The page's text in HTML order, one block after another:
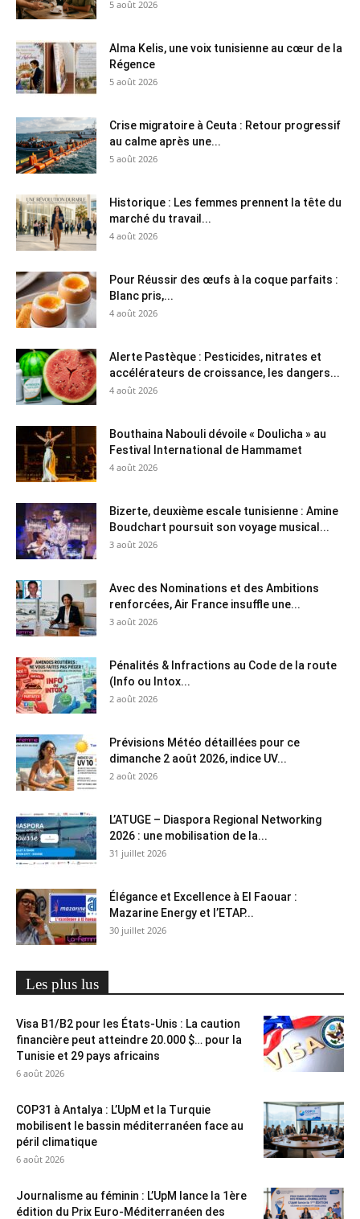
5 août 2026
Alma Kelis, une voix tunisienne au cœur de la
Régence
5 août 2026
Crise migratoire à Ceuta : Retour progressif
au calme après une...
5 août 2026
Historique : Les femmes prennent la tête du
marché du travail...
4 août 2026
Pour Réussir des œufs à la coque parfaits :
Blanc pris,...
4 août 2026
Alerte Pastèque : Pesticides, nitrates et
accélérateurs de croissance, les dangers...
4 août 2026
Bouthaina Nabouli dévoile « Doulicha » au
Festival International de Hammamet
4 août 2026
Bizerte, deuxième escale tunisienne : Amine
Boudchart poursuit son voyage musical...
3 août 2026
Avec des Nominations et des Ambitions
renforcées, Air France insuffle une...
3 août 2026
Pénalités & Infractions au Code de la route
(Info ou Intox...
2 août 2026
Prévisions Météo détaillées pour ce
dimanche 2 août 2026, indice UV...
2 août 2026
L’ATUGE – Diaspora Regional Networking
2026 : une mobilisation de la...
31 juillet 2026
Élégance et Excellence à El Faouar :
Mazarine Energy et l’ETAP...
30 juillet 2026
Les plus lus
Visa B1/B2 pour les États-Unis : La caution
financière peut atteindre 20.000 $… pour la
Tunisie et 29 pays africains
6 août 2026
COP31 à Antalya : L’UpM et la Turquie
mobilisent le bassin méditerranéen face au
péril climatique
6 août 2026
Journalisme au féminin : L’UpM lance la 1ère
édition du Prix Euro-Méditerranéen des